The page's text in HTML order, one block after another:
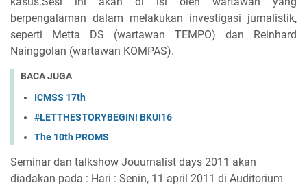
berpengalaman dalam melakukan investigasi jurnalistik,
seperti Metta DS (wartawan TEMPO) dan Reinhard
Nainggolan (wartawan KOMPAS).
BACA JUGA
ICMSS 17th
#LETTHESTORYBEGIN! BKUI16
The 10th PROMS
Seminar dan talkshow Jouurnalist days 2011 akan
diadakan pada : Hari : Senin, 11 april 2011 di Auditorium